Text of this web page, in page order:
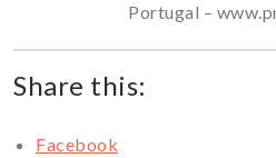
Portugal –
Share this:
Facebook